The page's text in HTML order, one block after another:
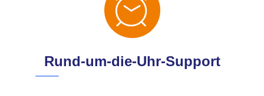
Rund-um-die-Uhr-Support